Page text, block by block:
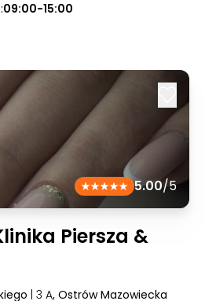
09:00-15:00
5.00/5
Piersza &
| 3 A, Ostrów Mazowiecka